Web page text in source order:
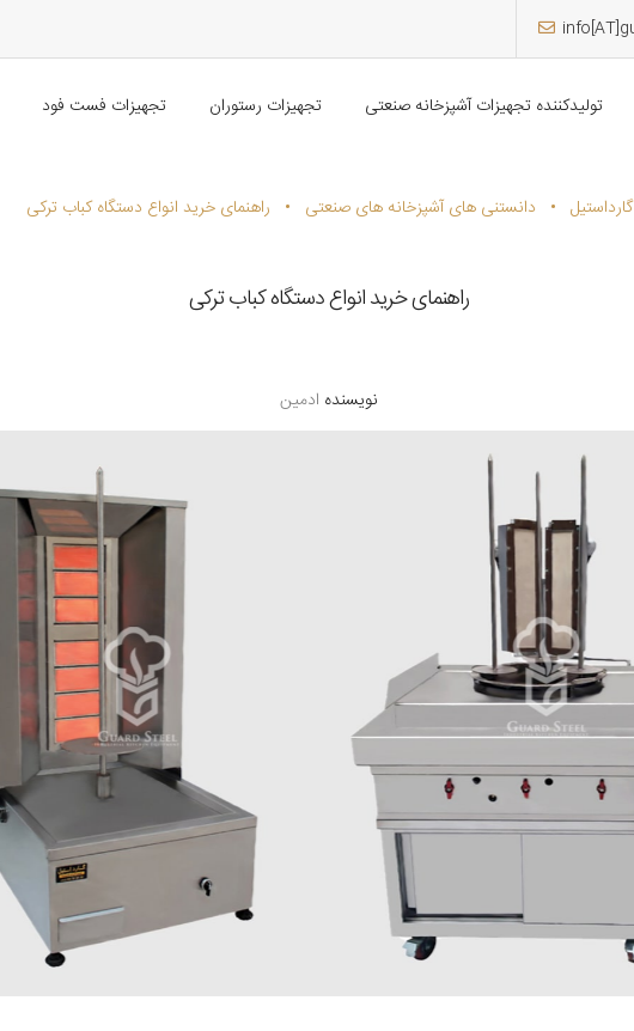
تولیدکننده تجهیزات آشپزخانه صنعتی تجهیزات رستوران تجهیزات فست فود
گارداستیل • دانستنی های آشپزخانه های صنعتی • راهنمای خرید انواع دستگاه کباب ترکی
راهنمای خرید انواع دستگاه کباب ترکی
نویسنده ادمین